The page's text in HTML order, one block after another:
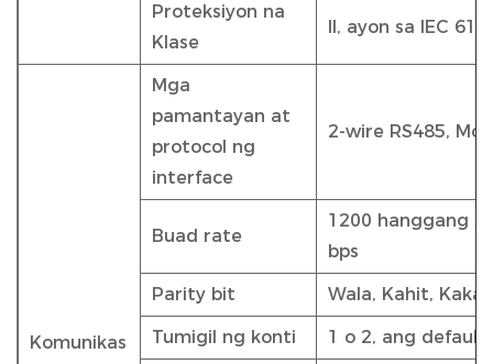
Proteksiyon na
Klase
II, ayon sa IEC
Komunikas
Mga
pamantayan at
protocol ng
interface
2-wire RS485,
Buad rate
1200 hanggang
bps
Parity bit Wala, Kahit,
Tumigil ng konti 1 o 2, ang default